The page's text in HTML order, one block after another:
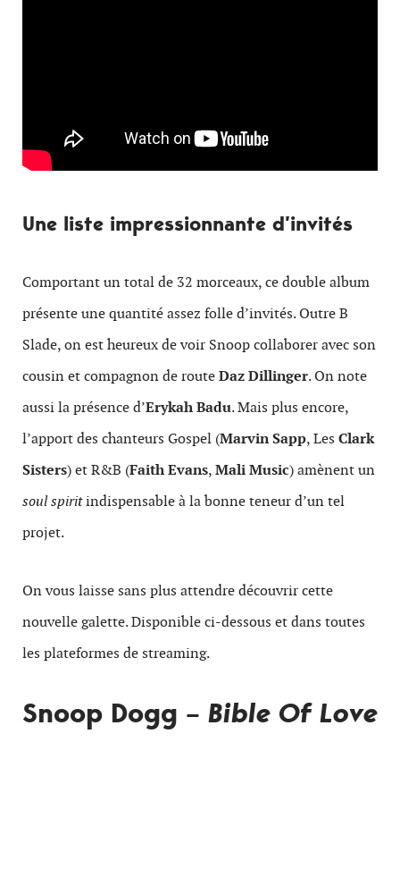
Une liste impressionnante d’invités
Comportant un total de 32 morceaux, ce double album
présente une quantité assez folle d’invités. Outre B
Slade, on est heureux de voir Snoop collaborer avec son
cousin et compagnon de routeDaz Dillinger. On note
aussi la présence d’Erykah Badu. Mais plus encore,
l’apport des chanteurs Gospel (Marvin Sapp, Les Clark
Sisters) et R&B (Faith Evans,Mali Music) amènent un
soul spiritindispensable à la bonne teneur d’un tel
projet.
On vous laisse sans plus attendre découvrir cette
nouvelle galette. Disponible ci-dessous et dans toutes
les plateformes de streaming.
Snoop Dogg – Bible Of Love